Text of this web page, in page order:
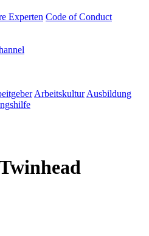
Experten Code of Conduct
Arbeitskultur Ausbildung